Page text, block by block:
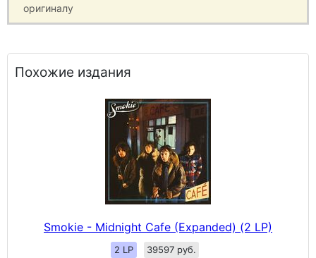
оригиналу
Похожие издания
Smokie - Midnight Cafe (Expanded) (2 LP)
2 LP 39597 руб.